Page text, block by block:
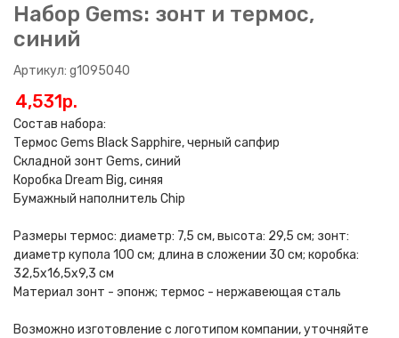
Набор Gems: зонт и термос,
синий
Артикул: g1095040
4,531p.
Cостав набора:
Термос Gems Black Sapphire, черный сапфир
Складной зонт Gems, синий
Коробка Dream Big, синяя
Бумажный наполнитель Chip
Размеры термос: диаметр: 7,5 см, высота: 29,5 см; зонт:
диаметр купола 100 см; длина в сложении 30 см; коробка:
32,5х16,5х9,3 см
Материал зонт - эпонж; термос - нержавеющая сталь
Возможно изготовление с логотипом компании, уточняйте